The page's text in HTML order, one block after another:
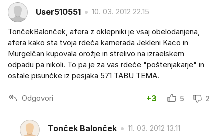
User510551 10. 03. 2012 22.15
TončekBalonček, afera z oklepniki je vsaj obelodanjena,
afera kako sta tvoja rdeča kamerada Jekleni Kaco in
Murgelčan kupovala orožje in strelivo na izraelskem
odpadu pa nikoli. To pa je za vas rdeče "poštenjakarje" in
ostale pisunčke iz pesjaka 571 TABU TEMA.
Odgovori +3 5 2
Tonček Balonček 11. 03. 2012 13.11